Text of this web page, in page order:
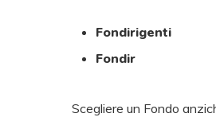
Fondirigenti
Fondir
Scegliere un Fondo